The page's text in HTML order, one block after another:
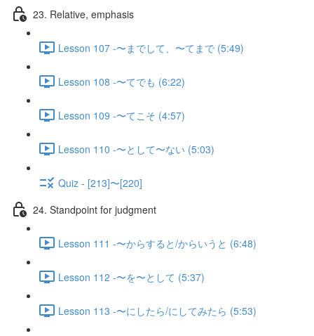
23. Relative, emphasis
Lesson 107 -〜までして、〜てまで (5:49)
Lesson 108 -〜てでも (6:22)
Lesson 109 -〜てこそ (4:57)
Lesson 110 -〜として〜ない (5:03)
Quiz - [213]〜[220]
24. Standpoint for judgment
Lesson 111 -〜からすると/からいうと (6:48)
Lesson 112 -〜を〜として (5:37)
Lesson 113 -〜にしたら/にしてみたら (5:53)